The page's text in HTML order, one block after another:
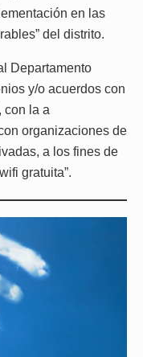
en las
del distrito.
Departamento
y/o acuerdos con
con la a
organizaciones de
a los fines de
gratuita”.